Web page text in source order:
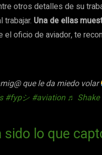
otros detalles de su
Una de ellas
oficio de aviador, te
que le da miedo volar
#fypシ #aviation ♬ Shake
sido lo que